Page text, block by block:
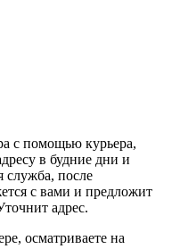
с помощью курьера,
в будние дни и
служба, после
с вами и предложит
адрес.
осматриваете на